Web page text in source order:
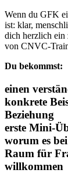
Wenn du GFK
ist: klar,
dich herzlich ein
von CNVC-
Du bekommst:
einen
konkrete
Beziehung
erste Mini-
worum es
Raum für
willkommen